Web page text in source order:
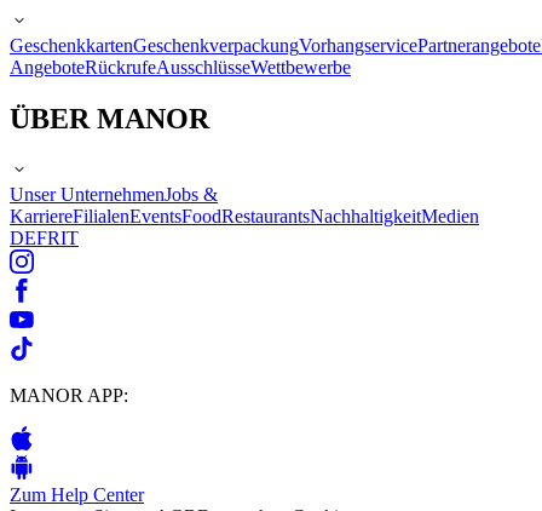
GeschenkkartenGeschenkverpackungVorhangservicePartnerangebote
AngeboteRückrufeAusschlüsseWettbewerbe
ÜBER MANOR
Unser UnternehmenJobs &
KarriereFilialenEventsFoodRestaurantsNachhaltigkeitMedien
DEFRIT
MANOR APP:
Zum Help Center